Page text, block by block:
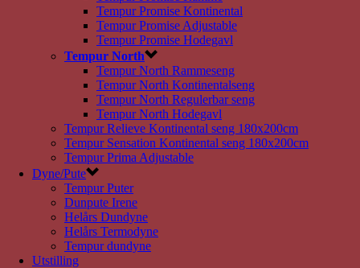
Tempur Promise Kontinental
Tempur Promise Adjustable
Tempur Promise Hodegavl
Tempur North
Tempur North Rammeseng
Tempur North Kontinentalseng
Tempur North Regulerbar seng
Tempur North Hodegavl
Tempur Relieve Kontinental seng 180x200cm
Tempur Sensation Kontinental seng 180x200cm
Tempur Prima Adjustable
Dyne/Pute
Tempur Puter
Dunpute Irene
Helårs Dundyne
Helårs Termodyne
Tempur dundyne
Utstilling